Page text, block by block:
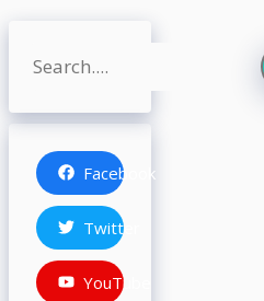
Search
Facebook
Twitter
YouTube